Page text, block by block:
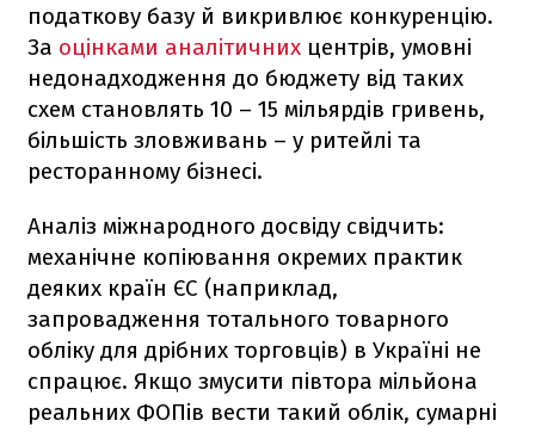
податкову базу й викривлює конкуренцію.
За оцінками аналітичних центрів, умовні
недонадходження до бюджету від таких
схем становлять 10 – 15 мільярдів гривень,
більшість зловживань – у ритейлі та
ресторанному бізнесі.
Аналіз міжнародного досвіду свідчить:
механічне копіювання окремих практик
деяких країн ЄС (наприклад,
запровадження тотального товарного
обліку для дрібних торговців) в Україні не
спрацює. Якщо змусити півтора мільйона
реальних ФОПів вести такий облік, сумарні